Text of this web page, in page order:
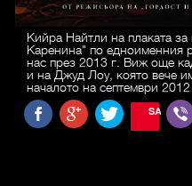
Кийра Найтли на плаката
Каренина" по едноименния
нас през 2013 г. Виж още
и на Джуд Лоу, която вече
началото на септември 2012
SAVE